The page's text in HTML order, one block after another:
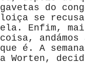
gavetas do
loiça se
ela. Enfim,
coisa,
que é. A
a Worten,